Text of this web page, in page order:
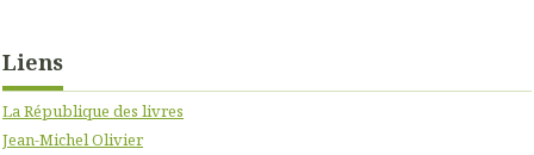
Liens
La République des livres
Jean-Michel Olivier